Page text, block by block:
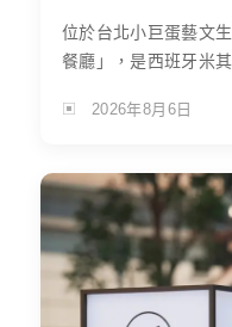
位於台北小巨蛋藝文
餐廳」，是西班牙米
2026年8月6日